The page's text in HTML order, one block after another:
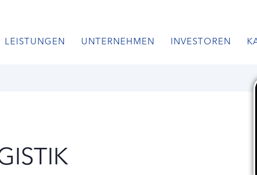
LEISTUNGEN
UNTERNEHMEN INVESTOREN